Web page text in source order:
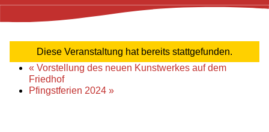
Diese Veranstaltung hat bereits stattgefunden.
« Vorstellung des neuen Kunstwerkes auf dem
Friedhof
Pfingstferien 2024 »